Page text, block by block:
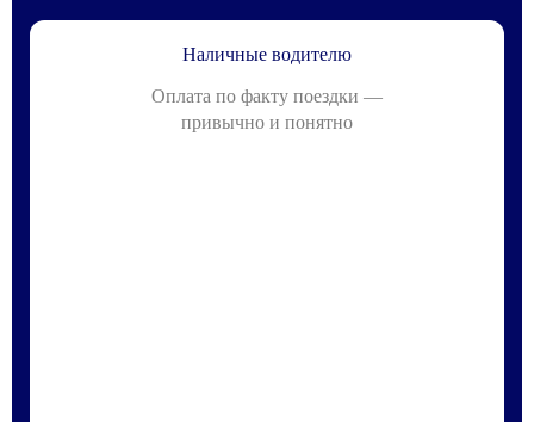
Наличные водителю
Оплата по факту поездки —
привычно и понятно